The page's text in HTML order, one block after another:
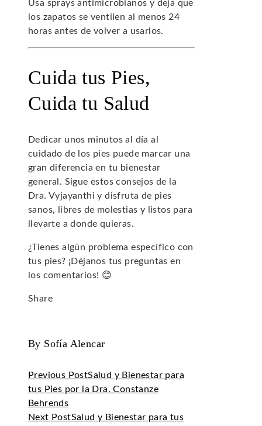
Usa sprays antimicrobianos y deja que
los zapatos se ventilen al menos 24
horas antes de volver a usarlos.
Cuida tus Pies,
Cuida tu Salud
Dedicar unos minutos al día al
cuidado de los pies puede marcar una
gran diferencia en tu bienestar
general. Sigue estos consejos de la
Dra. Vyjayanthi y disfruta de pies
sanos, libres de molestias y listos para
llevarte a donde quieras.
¿Tienes algún problema específico con
tus pies? ¡Déjanos tus preguntas en
los comentarios! 😊
Share
By Sofía Alencar
Previous PostSalud y Bienestar para
tus Pies por la Dra. Constanze
Behrends
Next PostSalud y Bienestar para tus